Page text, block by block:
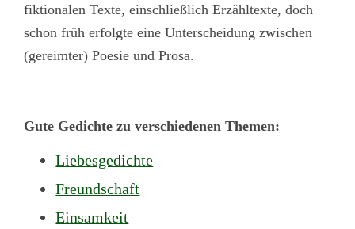
fiktionalen Texte, einschließlich Erzähltexte, doch
schon früh erfolgte eine Unterscheidung zwischen
(gereimter) Poesie und Prosa.
Gute Gedichte zu verschiedenen Themen:
Liebesgedichte
Freundschaft
Einsamkeit